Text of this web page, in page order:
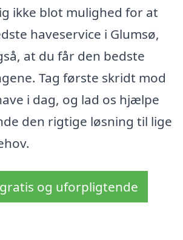
ikke blot mulighed for at
haveservice i Glumsø,
at du får den bedste
Tag første skridt mod
i dag, og lad os hjælpe
den rigtige løsning til lige
og uforpligtende